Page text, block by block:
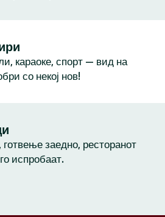
караоке, спорт — вид на
со некој нов!
заедно, ресторанот
испробаат.